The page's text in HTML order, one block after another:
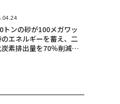
トンの砂が100メガワッ
のエネルギーを蓄え、二
素排出量を70％削減す